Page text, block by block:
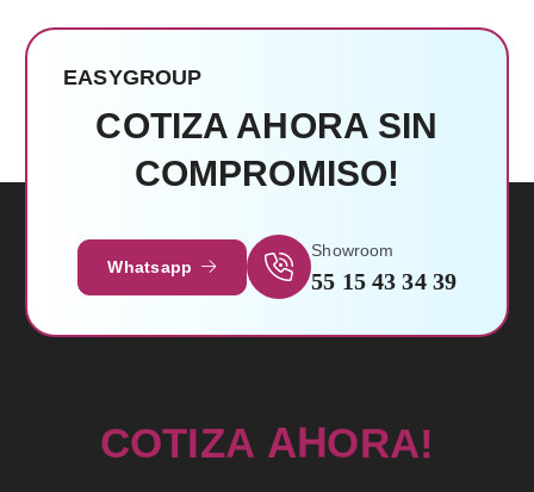
Leer Más
EASYGROUP
COTIZA AHORA SIN
COMPROMISO!
Whatsapp
Showroom
55 15 43 34 39
COTIZA AHORA!